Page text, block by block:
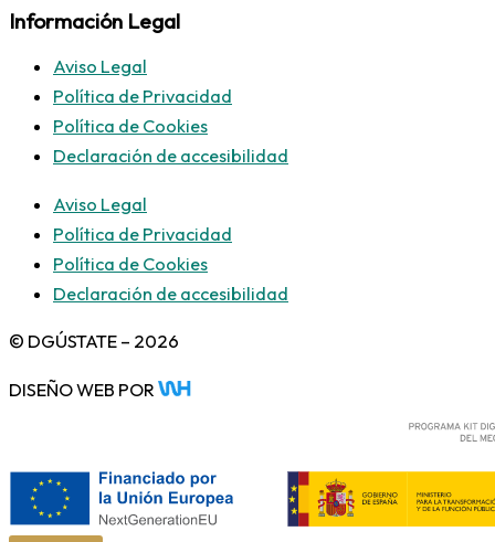
Información Legal
Aviso Legal
Política de Privacidad
Política de Cookies
Declaración de accesibilidad
Aviso Legal
Política de Privacidad
Política de Cookies
Declaración de accesibilidad
© DGÚSTATE – 2026
DISEÑO WEB POR